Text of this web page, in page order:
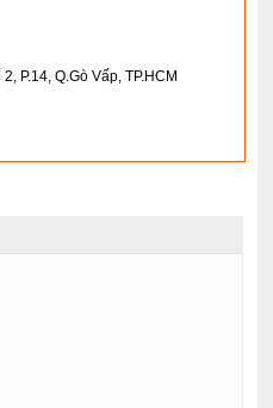
P.14, Q.Gò Vấp, TP.HCM